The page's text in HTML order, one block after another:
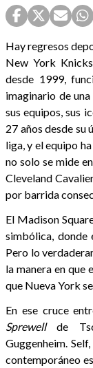
Hay regresos
New York
desde 1999,
imaginario de
sus equipos, sus
27 años desde su
liga, y el equipo
no solo se mide
Cleveland
por barrida
El Madison
simbólica, donde
Pero lo
la manera en que
que Nueva York
En ese cruce
Sprewellde
Guggenheim.
contemporáneo